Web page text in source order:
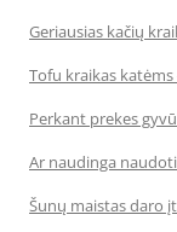
Geriausias kačių
Tofu kraikas
Perkant prekes
Ar naudinga
Šunų maistas daro